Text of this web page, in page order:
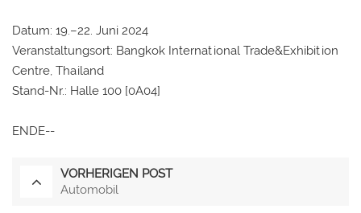
Datum: 19.–22. Juni 2024
Veranstaltungsort: Bangkok International Trade&Exhibition
Centre, Thailand
Stand-Nr.: Halle 100 [0A04]
ENDE--
VORHERIGEN POST
Automobil